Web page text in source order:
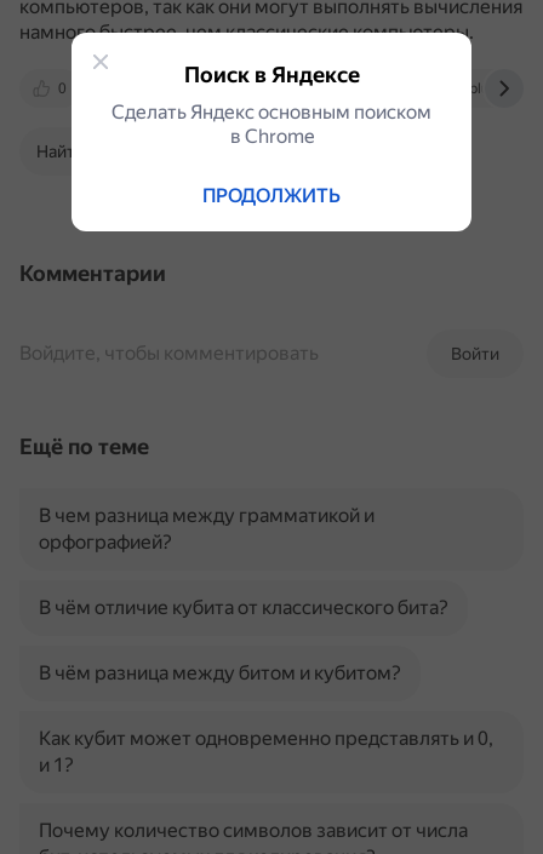
компьютеров, так как они могут выполнять вычисления
намного быстрее, чем классические компьютеры.
0 postnauka.org tproger.ru nplus1.ru
Найти в Поиске
Комментарии
Войти
Войдите, чтобы комментировать
Ещё по теме
В чем разница между грамматикой и
орфографией?
В чём отличие кубита от классического бита?
В чём разница между битом и кубитом?
Как кубит может одновременно представлять и 0,
и 1?
Почему количество символов зависит от числа
Поиск в Яндексе
Сделать Яндекс основным поиском
в Сhrome
ПРОДОЛЖИТЬ